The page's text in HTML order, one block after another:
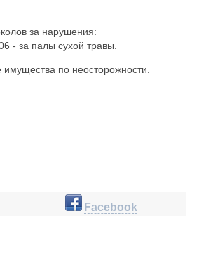
за нарушения:
- за палы сухой травы.
по неосторожности.
Facebook